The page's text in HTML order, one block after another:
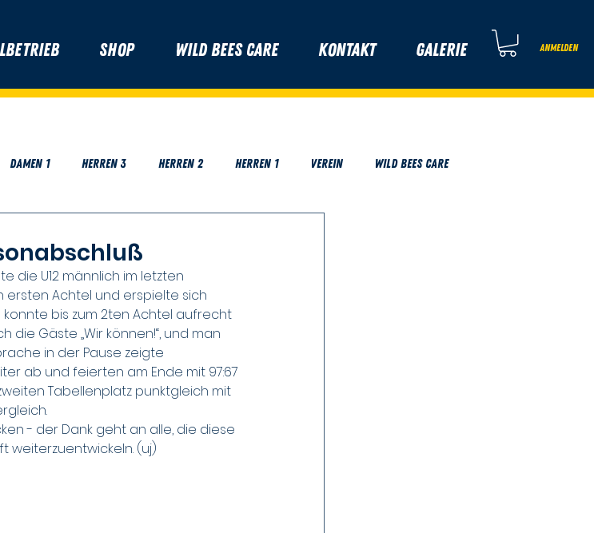
Shop Wild Bees Care Kontakt Galerie Anmelden
Damen 1 Herren 3 Herren 2 Herren 1 Verein Wild Bees Care
die U12 männlich im letzten
ersten Achtel und erspielte sich
bis zum 2ten Achtel aufrecht
Gäste „Wir können!“, und man
in der Pause zeigte
ab und feierten am Ende mit 97:67
Tabellenplatz punktgleich mit
- der Dank geht an alle, die diese
weiterzuentwickeln. (uj)